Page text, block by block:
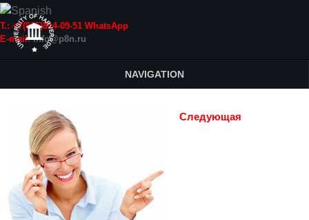
Т.: +7(915)814-09-51 WhatsApp
E-mail:info@p8n.ru
NAVIGATION
Следующая